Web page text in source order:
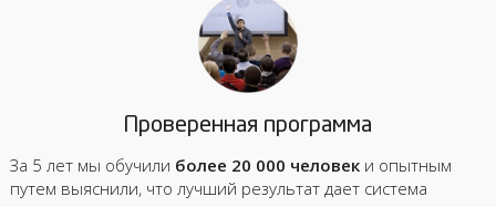
Проверенная программа
За 5 лет мы обучили более 20 000 человеки опытным
путем выяснили, что лучший результат дает система